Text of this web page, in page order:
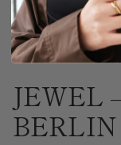
JEWEL
BERLIN